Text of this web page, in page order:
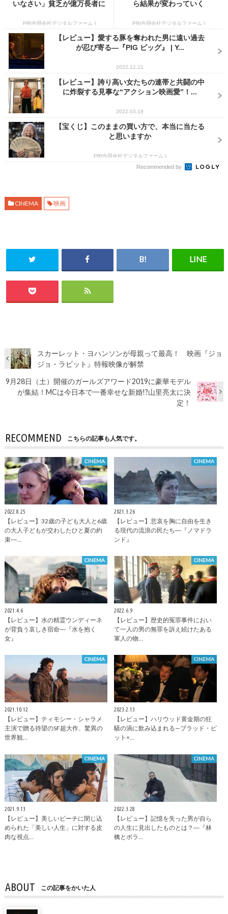
いなさい」貧乏が億万長者に
PR(合同会社デジタルファーム )
ら結果が変わっていく
PR(合同会社デジタルファーム )
【レビュー】愛する豚を奪われた男に遠い過去
が忍び寄る―『PIG ピッグ』 | Y...
2022.12.21
【レビュー】誇り高い女たちの連帯と共闘の中
に炸裂する見事な“アクション映画愛”！...
2022.03.18
【宝くじ】このままの買い方で、本当に当たる
と思いますか
PR(合同会社デジタルファーム )
Recommended by
CINEMA 映画
スカーレット・ヨハンソンが母親って最高！ 映画『ジョ
ジョ・ラビット』特報映像が解禁
9月28日（土）開催のガールズアワード2019に豪華モデル
が集結！MCは今日本で一番幸せな新婚!?山里亮太に決
定！
RECOMMEND こちらの記事も人気です。
CINEMA
2022.8.25
【レビュー】32歳の子ども大人と6歳
の大人子どもが交わしたひと夏の約
束―…
CINEMA
2021.3.26
【レビュー】悲哀を胸に自由を生き
る現代の流浪の民たち―『ノマドラ
ンド』
CINEMA
2021.4.6
【レビュー】水の精霊ウンディーネ
が背負う哀しき宿命―『水を抱く
女』
CINEMA
2022.6.9
【レビュー】歴史的冤罪事件におい
て一人の男の無罪を訴え続けたある
軍人の物…
CINEMA
2021.10.12
【レビュー】ティモシー・シャラメ
主演で贈る待望のSF超大作、驚異の
世界観…
CINEMA
2023.2.13
【レビュー】ハリウッド黄金期の狂
騒の渦に飲み込まれる—ブラッド・ピ
ット×…
CINEMA
2021.9.13
【レビュー】美しいビーチに閉じ込
められた「美しい人生」に対する皮
肉な視点…
CINEMA
2022.3.28
【レビュー】記憶を失った男が自ら
の人生に見出したものとは？―『林
檎とポラ…
ABOUT この記事をかいた人